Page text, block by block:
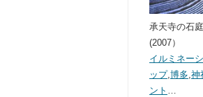
承天寺の石
(2007）
イルミネー
ップ, 博多 神
ント